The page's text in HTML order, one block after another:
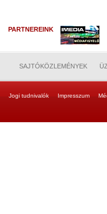
PARTNEREINK
SAJTÓKÖZLEMÉNYEK
Jogi tudnivalók Impresszum